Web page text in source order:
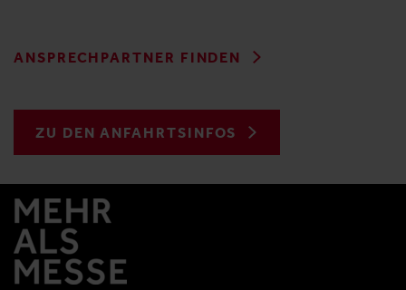
ANSPRECHPARTNER FINDEN
ZU DEN ANFAHRTSINFOS